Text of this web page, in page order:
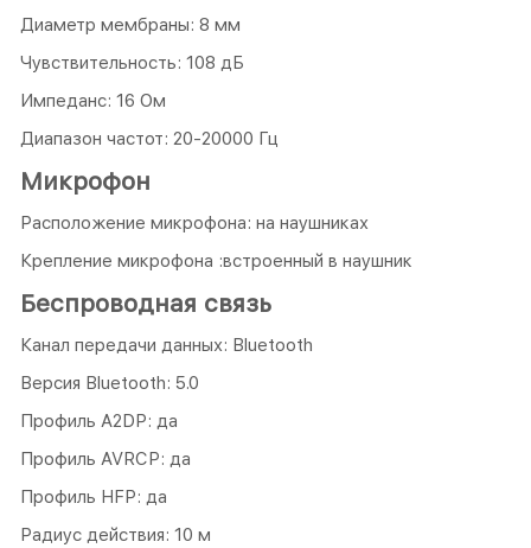
Диаметр мембраны: 8 мм
Чувствительность: 108 дБ
Импеданс: 16 Ом
Диапазон частот: 20-20000 Гц
Микрофон
Расположение микрофона: на наушниках
Крепление микрофона :встроенный в наушник
Беспроводная связь
Канал передачи данных: Bluetooth
Версия Bluetooth: 5.0
Профиль A2DP: да
Профиль AVRCP: да
Профиль HFP: да
Радиус действия: 10 м